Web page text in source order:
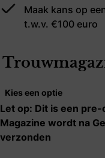
Maak kans op
t.w.v. €100 euro
Let op: Dit is een
Magazine wordt na
verzonden